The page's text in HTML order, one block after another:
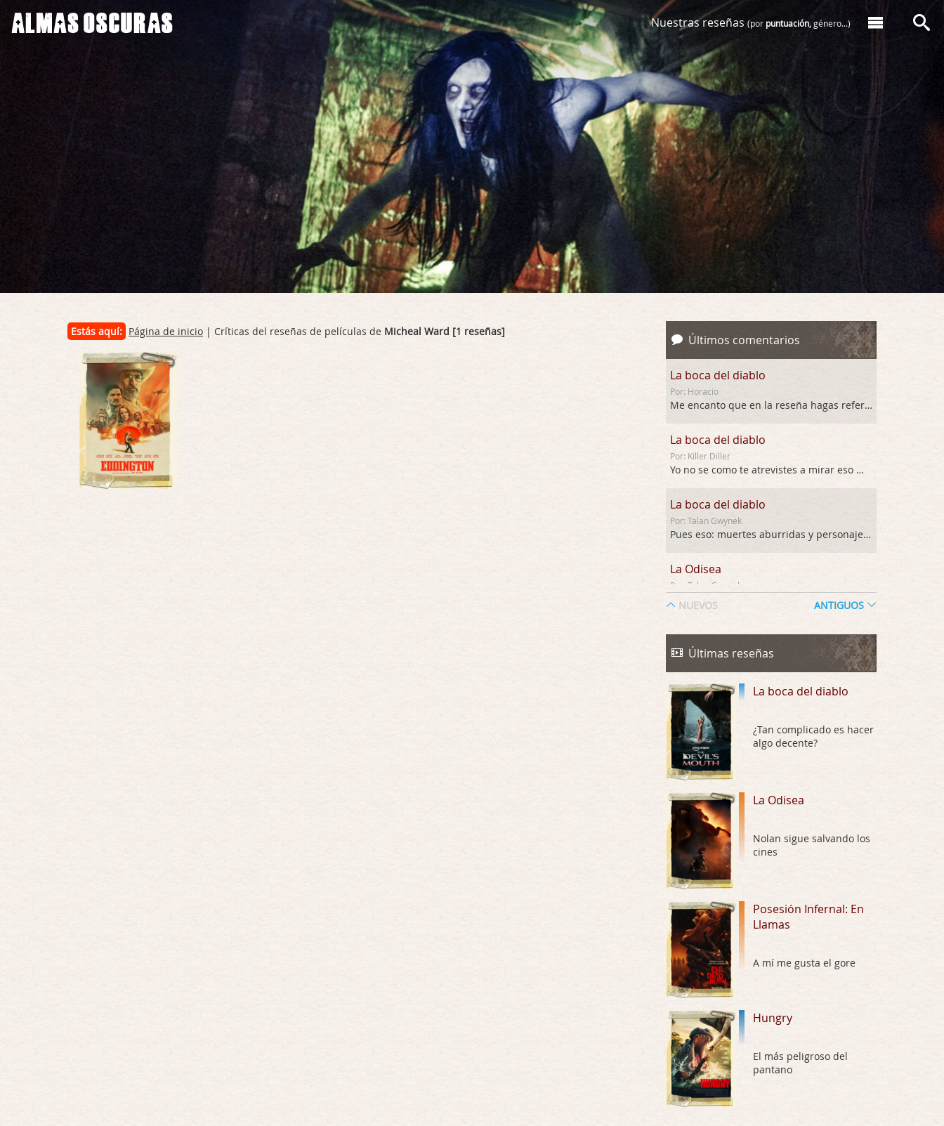
Nuestras reseñas (por puntuación,género...)
Estás aquí: Página de inicio | Críticas del reseñas de películas de Micheal Ward [1 reseñas]
Últimos comentarios
La boca del diablo
Por: Horacio
Me encanto que en la reseña hagas referen …
La boca del diablo
Por: Killer Diller
Yo no se como te atrevistes a mirar eso …
La boca del diablo
Por: Talan Gwynek
Pues eso: muertes aburridas y personajes p …
La Odisea
Por: Talan Gwynek
Draghann, las quejas sobre la diversidad s …
La Odisea
Por: Draghann
No sé si entrar en polémicas con respect …
Trance
Por: Luar
Buena película, buen director y buenos ac …
El señor de las moscas
Por: Luar
Hungry
Por: Croc
Las 10 películas gore de Almas
Oscuras
Por: JORDI CRUYFF
Possession
Por: Chupasangre
Mi opinión en su día. Su duracion me ha …
El eslabón podrido
Por: Luar
Possession
NUEVOS ANTIGUOS
Últimas reseñas
La boca del diablo
¿Tan complicado es hacer
algo decente?
La Odisea
Nolan sigue salvando los
cines
Posesión Infernal: En
Llamas
A mí me gusta el gore
Hungry
El más peligroso del
pantano